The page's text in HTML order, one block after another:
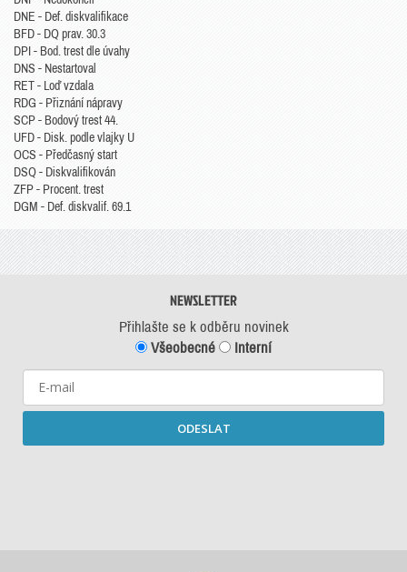
DNE - Def. diskvalifikace
BFD - DQ prav. 30.3
DPI - Bod. trest dle úvahy
DNS - Nestartoval
RET - Loď vzdala
RDG - Přiznání nápravy
SCP - Bodový trest 44.
UFD - Disk. podle vlajky U
OCS - Předčasný start
DSQ - Diskvalifikován
ZFP - Procent. trest
DGM - Def. diskvalif. 69.1
NEWSLETTER
Přihlašte se k odběru novinek
Všeobecné
Interní
ODESLAT